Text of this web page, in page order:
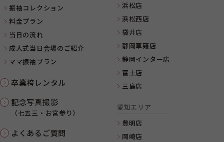
振袖コレクション
料金プラン
当日の流れ
成人式当日会場のご紹介
ママ振袖プラン
卒業袴レンタル
記念写真撮影
（七五三・お宮参り）
よくあるご質問
浜松店
浜松西店
袋井店
静岡草薙店
静岡インター店
富士店
三島店
愛知エリア
豊明店
岡崎店